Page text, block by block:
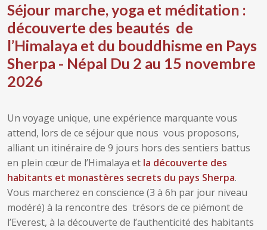
Séjour marche, yoga et méditation :
découverte des beautés de
l’Himalaya et du bouddhisme en Pays
Sherpa - Népal Du 2 au 15 novembre
2026
Un voyage unique, une expérience marquante vous
attend, lors de ce séjour que nous vous proposons,
alliant un itinéraire de 9 jours hors des sentiers battus
en plein cœur de l’Himalaya et la découverte des
habitants et monastères secrets du pays Sherpa.
Vous marcherez en conscience (3 à 6h par jour niveau
modéré) à la rencontre des trésors de ce piémont de
l’Everest, à la découverte de l’authenticité des habitants